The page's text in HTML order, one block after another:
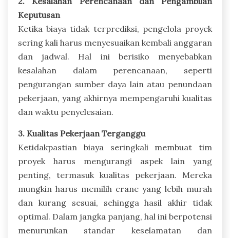
Keputusan
Ketika biaya tidak terprediksi, pengelola proyek
sering kali harus menyesuaikan kembali anggaran
dan jadwal. Hal ini berisiko menyebabkan
kesalahan dalam perencanaan, seperti
pengurangan sumber daya lain atau penundaan
pekerjaan, yang akhirnya mempengaruhi kualitas
dan waktu penyelesaian.
3. Kualitas Pekerjaan Terganggu
Ketidakpastian biaya seringkali membuat tim
proyek harus mengurangi aspek lain yang
penting, termasuk kualitas pekerjaan. Mereka
mungkin harus memilih crane yang lebih murah
dan kurang sesuai, sehingga hasil akhir tidak
optimal. Dalam jangka panjang, hal ini berpotensi
menurunkan standar keselamatan dan